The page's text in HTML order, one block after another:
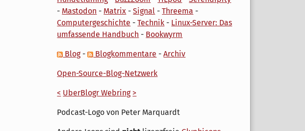
- Mastodon - Matrix -Signal -Threema -
Computergeschichte -Technik - Linux-Server: Das
umfassende Handbuch - Bookwyrm
Blog- Blogkommentare -Archiv
Open-Source-Blog-Netzwerk
< UberBlogr Webring >
Podcast-Logo von Peter Marquardt